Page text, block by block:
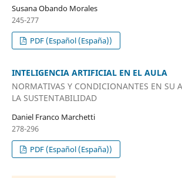
Susana Obando Morales
245-277
PDF (Español (España))
INTELIGENCIA ARTIFICIAL EN EL AULA
NORMATIVAS Y CONDICIONANTES EN SU
LA SUSTENTABILIDAD
Daniel Franco Marchetti
278-296
PDF (Español (España))